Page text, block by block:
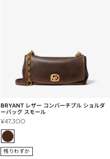
BRYANT レザー コンバーチブル ショルダ
ーバッグ スモール
セ
ー
ル
価
格
¥47,300
残りわずか